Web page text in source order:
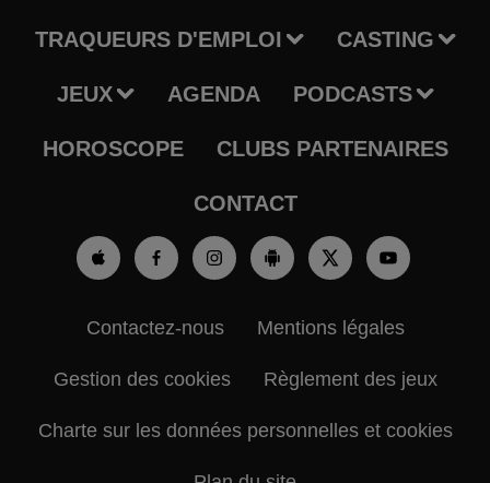
TRAQUEURS D'EMPLOI CASTING
JEUX AGENDA PODCASTS
HOROSCOPE CLUBS PARTENAIRES
CONTACT
Contactez-nous Mentions légales
Gestion des cookies Règlement des jeux
Charte sur les données personnelles et cookies